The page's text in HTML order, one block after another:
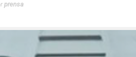
prensa